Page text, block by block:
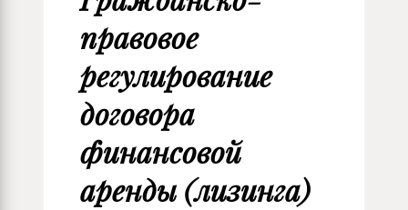
правовое
регулирование
договора
финансовой
аренды (лизинга)